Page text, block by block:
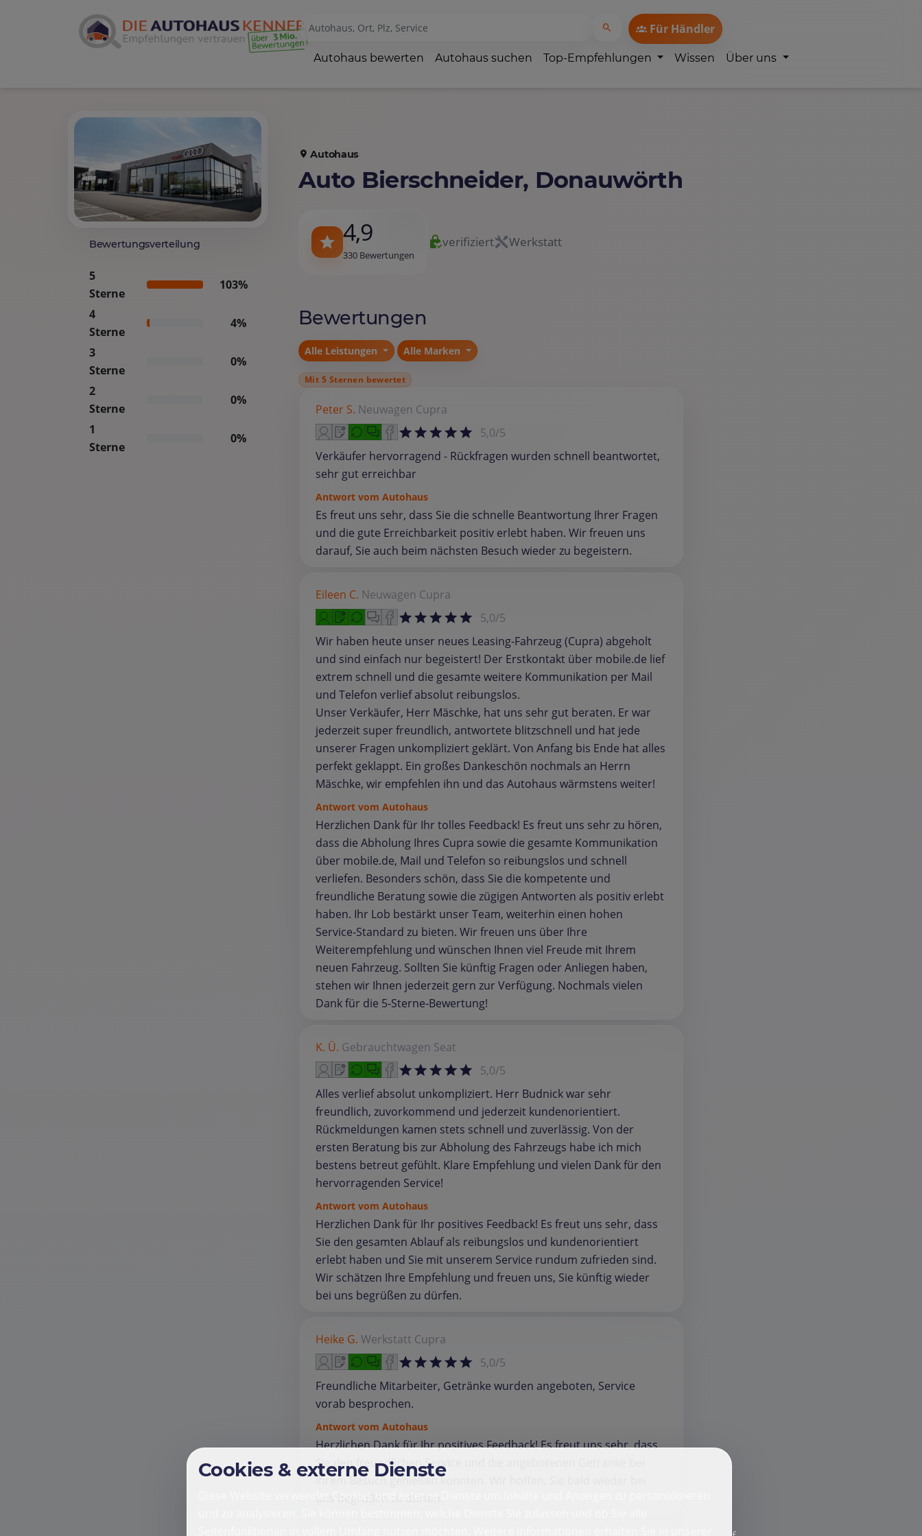
Für Händler
Autohaus bewerten Autohaus suchen Top-Empfehlungen Wissen Über uns
Bewertungsverteilung
5
Sterne
103%
4
Sterne
4%
3
Sterne
0%
2
Sterne
0%
1
Sterne
0%
Autohaus
Auto Bierschneider, Donauwörth
4,9
330 Bewertungen
verifiziert Werkstatt
Bewertungen
Alle Leistungen Alle Marken
Mit 5 Sternen bewertet
Peter S. Neuwagen Cupra
5,0/5
Verkäufer hervorragend - Rückfragen wurden schnell beantwortet,
sehr gut erreichbar
Antwort vom Autohaus
Es freut uns sehr, dass Sie die schnelle Beantwortung Ihrer Fragen
und die gute Erreichbarkeit positiv erlebt haben. Wir freuen uns
darauf, Sie auch beim nächsten Besuch wieder zu begeistern.
Eileen C. Neuwagen Cupra
5,0/5
Wir haben heute unser neues Leasing-Fahrzeug (Cupra) abgeholt
und sind einfach nur begeistert! Der Erstkontakt über mobile.de lief
extrem schnell und die gesamte weitere Kommunikation per Mail
und Telefon verlief absolut reibungslos.
​Unser Verkäufer, Herr Mäschke, hat uns sehr gut beraten. Er war
jederzeit super freundlich, antwortete blitzschnell und hat jede
unserer Fragen unkompliziert geklärt. Von Anfang bis Ende hat alles
perfekt geklappt. Ein großes Dankeschön nochmals an Herrn
Mäschke, wir empfehlen ihn und das Autohaus wärmstens weiter!
Antwort vom Autohaus
Herzlichen Dank für Ihr tolles Feedback! Es freut uns sehr zu hören,
dass die Abholung Ihres Cupra sowie die gesamte Kommunikation
über mobile.de, Mail und Telefon so reibungslos und schnell
verliefen. Besonders schön, dass Sie die kompetente und
freundliche Beratung sowie die zügigen Antworten als positiv erlebt
haben. Ihr Lob bestärkt unser Team, weiterhin einen hohen
Service‑Standard zu bieten. Wir freuen uns über Ihre
Weiterempfehlung und wünschen Ihnen viel Freude mit Ihrem
neuen Fahrzeug. Sollten Sie künftig Fragen oder Anliegen haben,
stehen wir Ihnen jederzeit gern zur Verfügung. Nochmals vielen
Dank für die 5‑Sterne‑Bewertung!
K. Ü. Gebrauchtwagen Seat
5,0/5
Alles verlief absolut unkompliziert. Herr Budnick war sehr
freundlich, zuvorkommend und jederzeit kundenorientiert.
Rückmeldungen kamen stets schnell und zuverlässig. Von der
ersten Beratung bis zur Abholung des Fahrzeugs habe ich mich
bestens betreut gefühlt. Klare Empfehlung und vielen Dank für den
hervorragenden Service!
Antwort vom Autohaus
Herzlichen Dank für Ihr positives Feedback! Es freut uns sehr, dass
Sie den gesamten Ablauf als reibungslos und kundenorientiert
erlebt haben und Sie mit unserem Service rundum zufrieden sind.
Wir schätzen Ihre Empfehlung und freuen uns, Sie künftig wieder
bei uns begrüßen zu dürfen.
Heike G. Werkstatt Cupra
5,0/5
Freundliche Mitarbeiter, Getränke wurden angeboten, Service
vorab besprochen.
Antwort vom Autohaus
Herzlichen Dank für Ihr positives Feedback! Es freut uns sehr, dass
Sie den freundlichen Service und die angebotenen Getränke bei
Ihrem Besuch genießen konnten. Wir hoffen, Sie bald wieder bei
uns begrüßen zu dürfen.
Cookies & externe Dienste
Diese Website verwendet Cookies und externe Dienste um Inhalte und Anzeigen zu personalisieren